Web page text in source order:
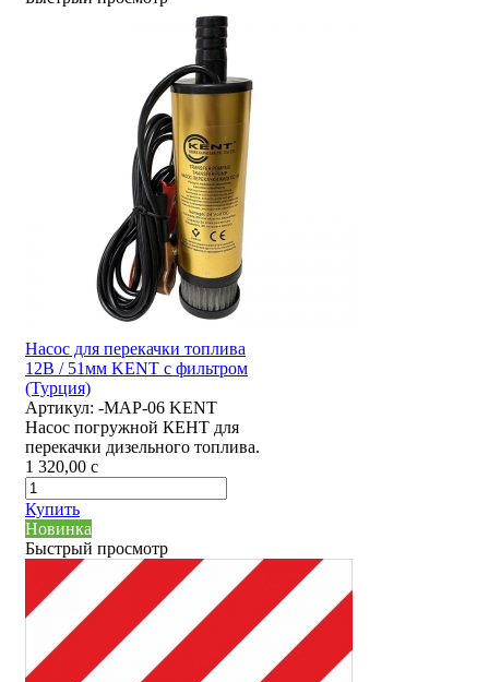
Насос для перекачки топлива
12В / 51мм KENT с фильтром
(Турция)
Артикул: -MAP-06 KENT
Насос погружной КЕНТ для
перекачки дизельного топлива.
1 320,00 c
Купить
Новинка
Быстрый просмотр